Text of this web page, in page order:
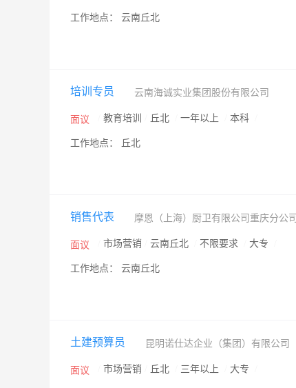
工作地点： 云南丘北
培训专员 云南海诚实业集团股份有限公司
面议 教育培训 丘北 一年以上 本科
工作地点： 丘北
销售代表 摩恩（上海）厨卫有限公司重庆分公司
面议 市场营销 云南丘北 不限要求 大专
工作地点： 云南丘北
土建预算员 昆明诺仕达企业（集团）有限公司
面议 市场营销 丘北 三年以上 大专